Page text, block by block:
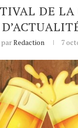
DE LA
Redaction 7